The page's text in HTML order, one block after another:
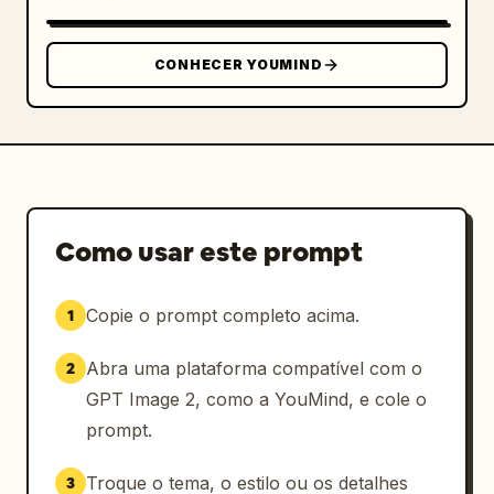
Conteúdo de texto: Use notas e etiquetas
japonesas manuscritas divertidas em tinta
rosa. Inclua um título grande e borbulhante
♡」, 「ふわふわのリボンテールさいこーっ♡」, 「かわ
ちゃん、くまさん、いちご、リボン おひめさまっ…!!」,
「ぴんくがいちばんしあわせ♡」, 「リほんいっぱいだい
caligrafia casual, arredondada e decorativa,
com balões de fala e caixas de notas em
formato de nuvem.
Elementos decorativos: Inclua exatamente 6
CONHECER YOUMIND
Como usar este prompt
1 Copie o prompt completo acima.
2
Abra uma plataforma compatível com o
GPT Image 2, como a YouMind, e cole o
prompt.
3
Troque o tema, o estilo ou os detalhes